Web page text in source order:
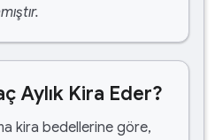
Aylık Kira Eder?
kira bedellerine göre,